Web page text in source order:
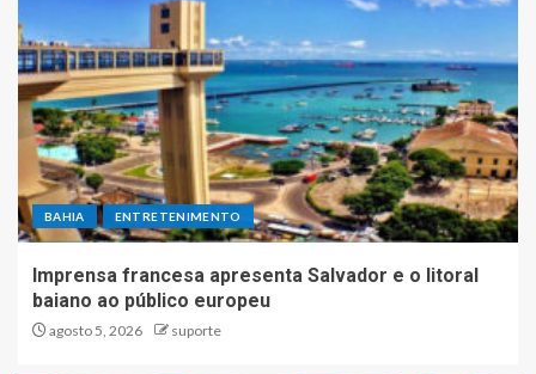
BAHIA ENTRETENIMENTO
Imprensa francesa apresenta Salvador e o litoral
baiano ao público europeu
agosto 5, 2026 suporte